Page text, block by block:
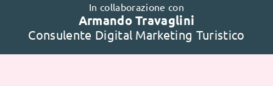
In collaborazione con
Armando Travaglini
Consulente Digital Marketing Turistico